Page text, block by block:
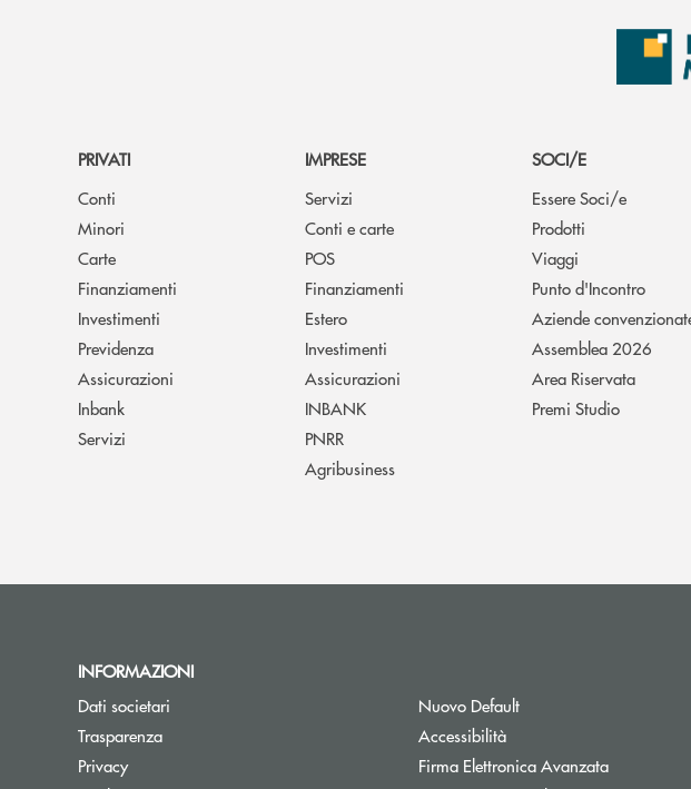
PRIVATI
Conti
Minori
Carte
Finanziamenti
Investimenti
Previdenza
Assicurazioni
Inbank
Servizi
IMPRESE
Servizi
Conti e carte
POS
Finanziamenti
Estero
Investimenti
Assicurazioni
INBANK
PNRR
Agribusiness
SOCI/E
Essere Soci/e
Prodotti
Viaggi
Punto d'Incontro
Aziende
Assemblea 2026
Area Riservata
Premi Studio
INFORMAZIONI
Dati societari
Trasparenza
Privacy
Nuovo DefaultApre una nuova finestra
Accessibilità
Firma Elettronica AvanzataApre una